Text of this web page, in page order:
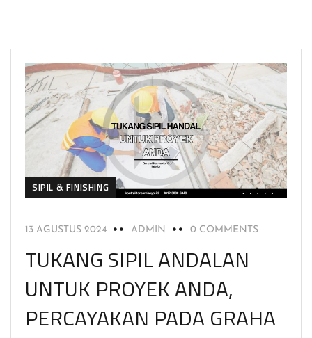
SIPIL & FINISHING
13 AGUSTUS 2024 ADMIN 0 COMMENTS
TUKANG SIPIL ANDALAN
UNTUK PROYEK ANDA,
PERCAYAKAN PADA GRAHA